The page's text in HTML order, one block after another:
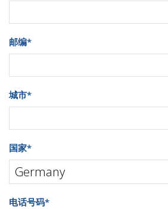
邮编*
城市*
国家*
电话号码*